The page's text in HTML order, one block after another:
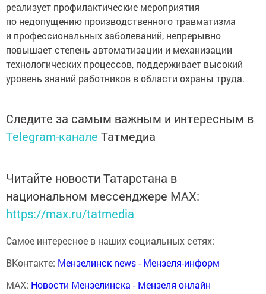
реализует профилактические мероприятия
по недопущению производственного травматизма
и профессиональных заболеваний, непрерывно
повышает степень автоматизации и механизации
технологических процессов, поддерживает высокий
уровень знаний работников в области охраны труда.
Следите за самым важным и интересным в
Telegram-канале Татмедиа
Читайте новости Татарстана в
национальном мессенджере MАХ:
https://max.ru/tatmedia
Самое интересное в наших социальных сетях:
ВКонтакте: Мензелинск news - Мензеля-информ
MAX: Новости Мензелинска - Мензеля онлайн